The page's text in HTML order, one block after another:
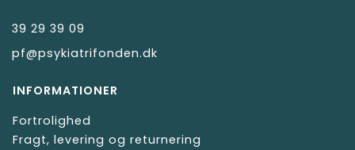
39 29 39 09
pf@psykiatrifonden.dk
INFORMATIONER
Fortrolighed
Fragt, levering og returnering